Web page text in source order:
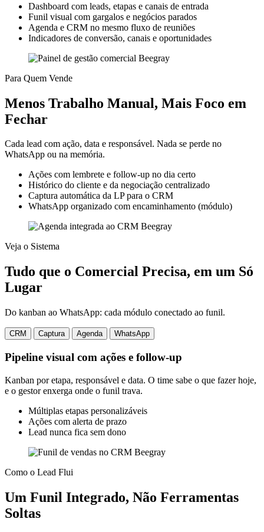
Dashboard com leads, etapas e canais de entrada
Funil visual com gargalos e negócios parados
Agenda e CRM no mesmo fluxo de reuniões
Indicadores de conversão, canais e oportunidades
Para Quem Vende
Menos Trabalho Manual, Mais Foco em
Fechar
Cada lead com ação, data e responsável. Nada se perde no
WhatsApp ou na memória.
Ações com lembrete e follow-up no dia certo
Histórico do cliente e da negociação centralizado
Captura automática da LP para o CRM
WhatsApp organizado com encaminhamento (módulo)
Veja o Sistema
Tudo que o Comercial Precisa, em um Só
Lugar
Do kanban ao WhatsApp: cada módulo conectado ao funil.
CRM Captura Agenda WhatsApp
Pipeline visual com ações e follow-up
Kanban por etapa, responsável e data. O time sabe o que fazer hoje,
e o gestor enxerga onde o funil trava.
Múltiplas etapas personalizáveis
Ações com alerta de prazo
Lead nunca fica sem dono
Como o Lead Flui
Um Funil Integrado, Não Ferramentas
Soltas